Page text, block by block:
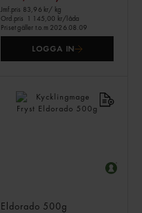
Jmf.pris 83,96 kr/ kg
Ord.pris
1 145,00 kr/låda
Priset gäller t.o.m 2026.08.09
LOGGA IN
Eldorado 500g